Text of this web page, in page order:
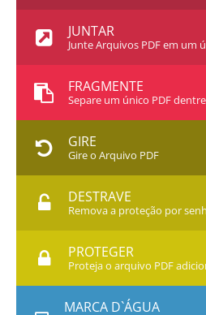
JUNTAR
Junte Arquivos PDF em um
FRAGMENTE
Separe um único PDF
GIRE
Gire o Arquivo PDF
DESTRAVE
Remova a proteção por
PROTEGER
Proteja o arquivo PDF
MARCA D`ÁGUA